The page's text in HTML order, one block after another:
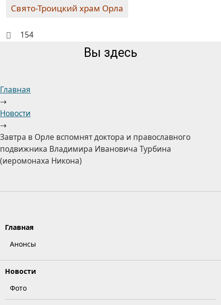
Свято-Троицкий храм Орла
154
Вы здесь
Главная
→
Новости
→
Завтра в Орле вспомнят доктора и православного
подвижника Владимира Ивановича Турбина
(иеромонаха Никона)
Главная
Анонсы
Новости
Фото